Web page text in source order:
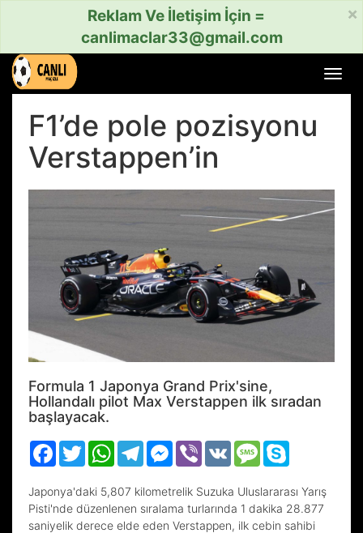
×
Reklam Ve İletişim İçin =
canlimaclar33@gmail.com
aç
F1’de pole pozisyonu
Verstappen’in
Formula 1 Japonya Grand Prix'sine,
Hollandalı pilot Max Verstappen ilk sıradan
başlayacak.
Facebook
TwitterWhatsAppTelegramMessenger
Viber VK Message
Japonya'daki 5,807 kilometrelik Suzuka Uluslararası Yarış
Pisti'nde düzenlenen sıralama turlarında 1 dakika 28.877
saniyelik derece elde eden Verstappen, ilk cebin sahibi